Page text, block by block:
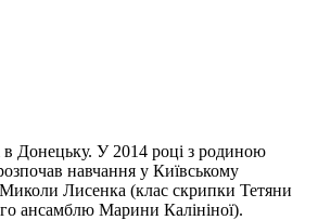
в Донецьку. У 2014 році з родиною
навчання у Київському
Миколи Лисенка (клас скрипки Тетяни
ансамблю Марини Калініної).